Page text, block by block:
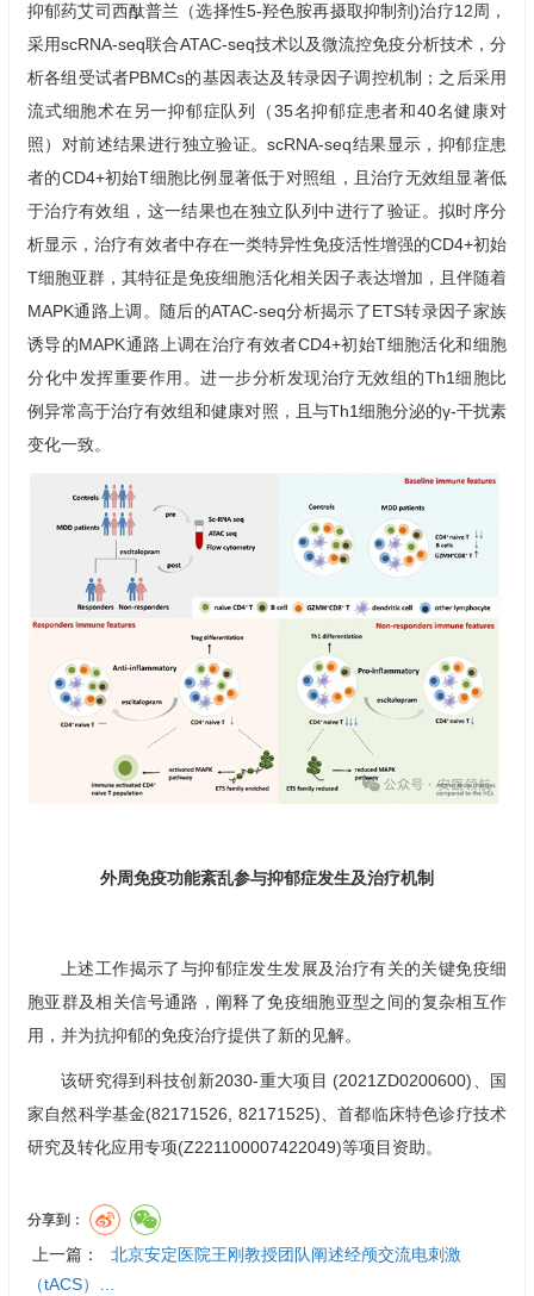
抑郁药艾司西酞普兰（选择性5-羟色胺再摄取抑制剂)治疗12周，
采用scRNA-seq联合ATAC-seq技术以及微流控免疫分析技术，分
析各组受试者PBMCs的基因表达及转录因子调控机制；之后采用
流式细胞术在另一抑郁症队列（35名抑郁症患者和40名健康对
照）对前述结果进行独立验证。scRNA-seq结果显示，抑郁症患
者的CD4+初始T细胞比例显著低于对照组，且治疗无效组显著低
于治疗有效组，这一结果也在独立队列中进行了验证。拟时序分
析显示，治疗有效者中存在一类特异性免疫活性增强的CD4+初始
T细胞亚群，其特征是免疫细胞活化相关因子表达增加，且伴随着
MAPK通路上调。随后的ATAC-seq分析揭示了ETS转录因子家族
诱导的MAPK通路上调在治疗有效者CD4+初始T细胞活化和细胞
分化中发挥重要作用。进一步分析发现治疗无效组的Th1细胞比
例异常高于治疗有效组和健康对照，且与Th1细胞分泌的γ-干扰素
变化一致。
外周免疫功能紊乱参与抑郁症发生及治疗机制
上述工作揭示了与抑郁症发生发展及治疗有关的关键免疫细
胞亚群及相关信号通路，阐释了免疫细胞亚型之间的复杂相互作
用，并为抗抑郁的免疫治疗提供了新的见解。
该研究得到科技创新2030-重大项目 (2021ZD0200600)、国
家自然科学基金(82171526, 82171525)、首都临床特色诊疗技术
研究及转化应用专项(Z221100007422049)等项目资助。
分享到：
上一篇：
北京安定医院王刚教授团队阐述经颅交流电刺激
（tACS）…